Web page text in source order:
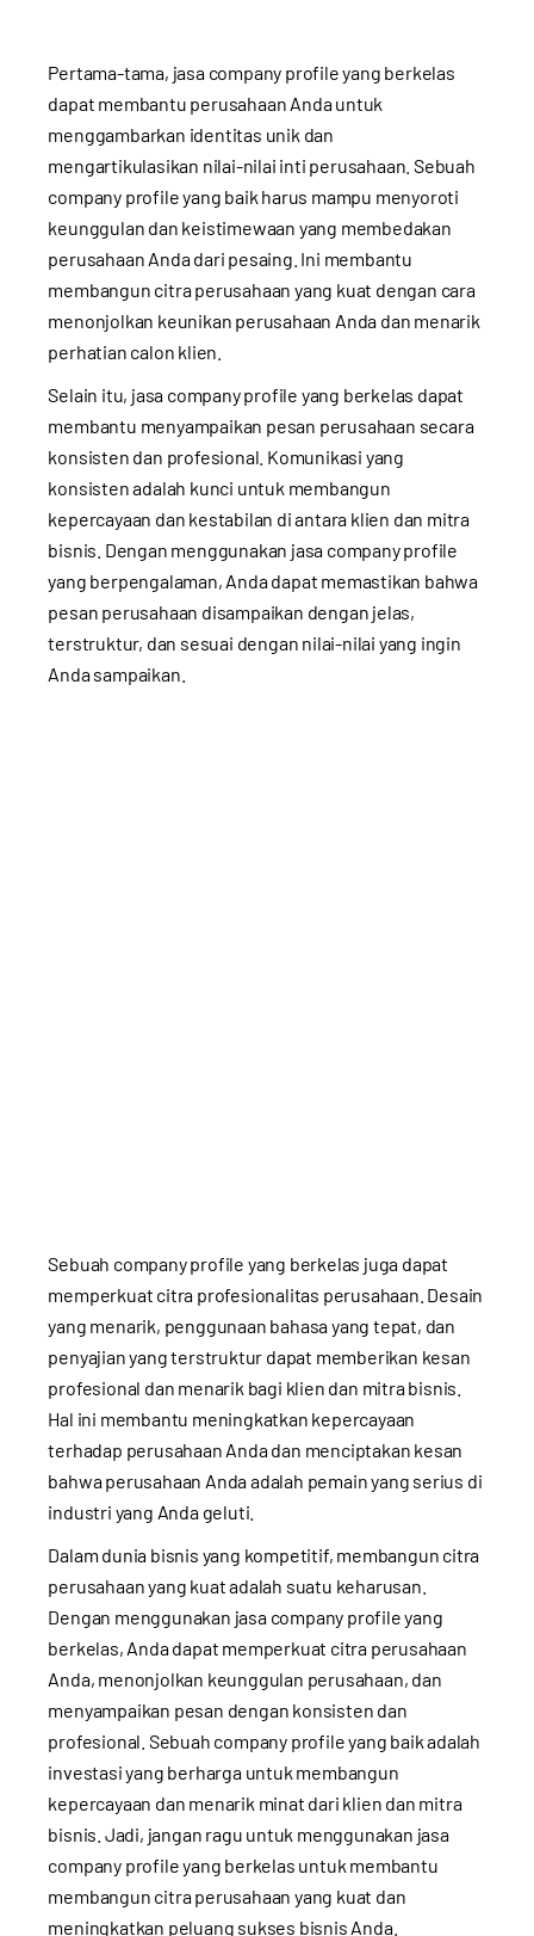
Pertama-tama, jasa company profile yang berkelas
dapat membantu perusahaan Anda untuk
menggambarkan identitas unik dan
mengartikulasikan nilai-nilai inti perusahaan. Sebuah
company profile yang baik harus mampu menyoroti
keunggulan dan keistimewaan yang membedakan
perusahaan Anda dari pesaing. Ini membantu
membangun citra perusahaan yang kuat dengan cara
menonjolkan keunikan perusahaan Anda dan menarik
perhatian calon klien.
Selain itu, jasa company profile yang berkelas dapat
membantu menyampaikan pesan perusahaan secara
konsisten dan profesional. Komunikasi yang
konsisten adalah kunci untuk membangun
kepercayaan dan kestabilan di antara klien dan mitra
bisnis. Dengan menggunakan jasa company profile
yang berpengalaman, Anda dapat memastikan bahwa
pesan perusahaan disampaikan dengan jelas,
terstruktur, dan sesuai dengan nilai-nilai yang ingin
Anda sampaikan.
Sebuah company profile yang berkelas juga dapat
memperkuat citra profesionalitas perusahaan. Desain
yang menarik, penggunaan bahasa yang tepat, dan
penyajian yang terstruktur dapat memberikan kesan
profesional dan menarik bagi klien dan mitra bisnis.
Hal ini membantu meningkatkan kepercayaan
terhadap perusahaan Anda dan menciptakan kesan
bahwa perusahaan Anda adalah pemain yang serius di
industri yang Anda geluti.
Dalam dunia bisnis yang kompetitif, membangun citra
perusahaan yang kuat adalah suatu keharusan.
Dengan menggunakan jasa company profile yang
berkelas, Anda dapat memperkuat citra perusahaan
Anda, menonjolkan keunggulan perusahaan, dan
menyampaikan pesan dengan konsisten dan
profesional. Sebuah company profile yang baik adalah
investasi yang berharga untuk membangun
kepercayaan dan menarik minat dari klien dan mitra
bisnis. Jadi, jangan ragu untuk menggunakan jasa
company profile yang berkelas untuk membantu
membangun citra perusahaan yang kuat dan
meningkatkan peluang sukses bisnis Anda.